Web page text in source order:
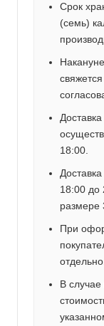
Срок
(семь)
18:00.
18:00 до
размере
При
отдельно.
В случае